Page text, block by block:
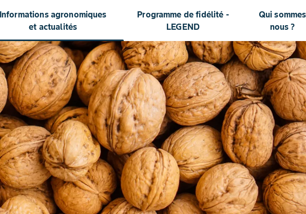
Informations agronomiques
et actualités
Programme de fidélité -
LEGEND
Qui sommes
nous ?